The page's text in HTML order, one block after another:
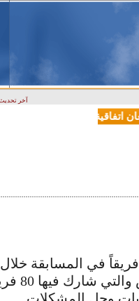
آخر
تعاون في مجالي التعليم